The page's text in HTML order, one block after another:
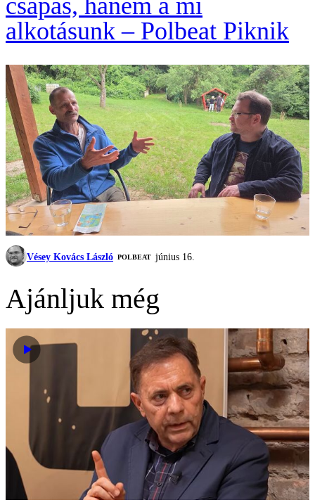
csapás, hanem a mi
alkotásunk – Polbeat Piknik
Vésey Kovács László ‎POLBEAT június 16.
Ajánljuk még